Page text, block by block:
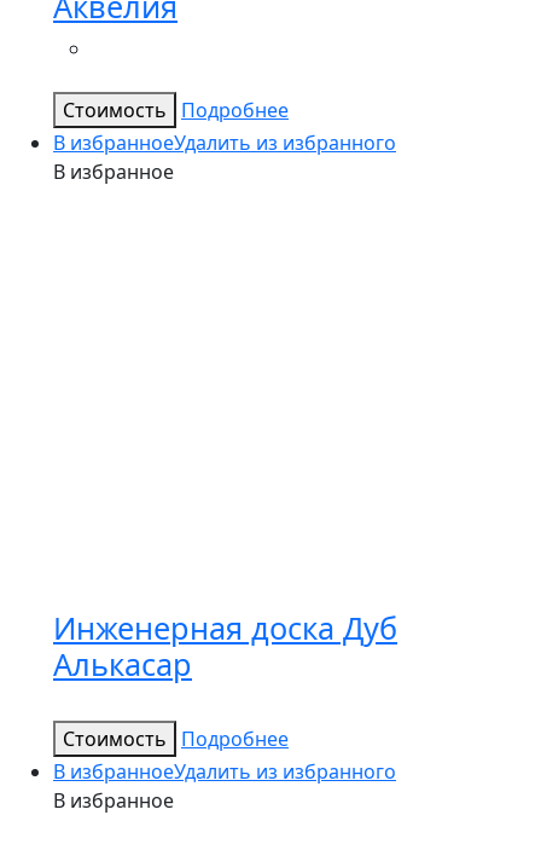
Стоимость
Подробнее
В избранноеУдалить из избранного
В избранное
Инженерная доска Дуб
Алькасар
Стоимость
Подробнее
В избранноеУдалить из избранного
В избранное